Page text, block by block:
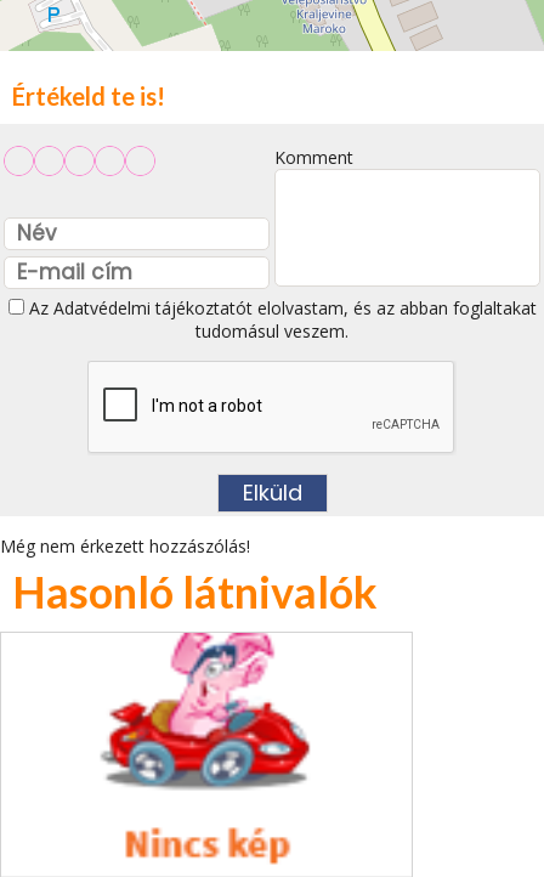
Értékeld te is!
Komment
Az Adatvédelmi tájékoztatótelolvastam, és az abban foglaltakat
tudomásul veszem.
Még nem érkezett hozzászólás!
Hasonló látnivalók